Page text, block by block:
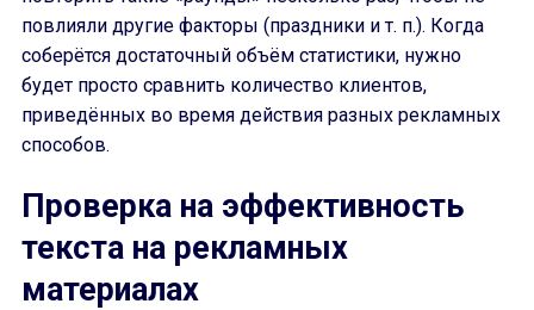
повлияли другие факторы (праздники и т. п.). Когда
соберётся достаточный объём статистики, нужно
будет просто сравнить количество клиентов,
приведённых во время действия разных рекламных
способов.
Проверка на эффективность
текста на рекламных
материалах